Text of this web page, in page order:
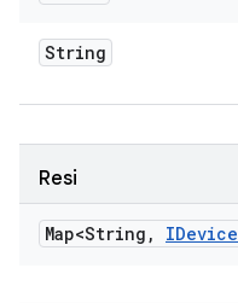
String
Resi
Map<String , IDevice